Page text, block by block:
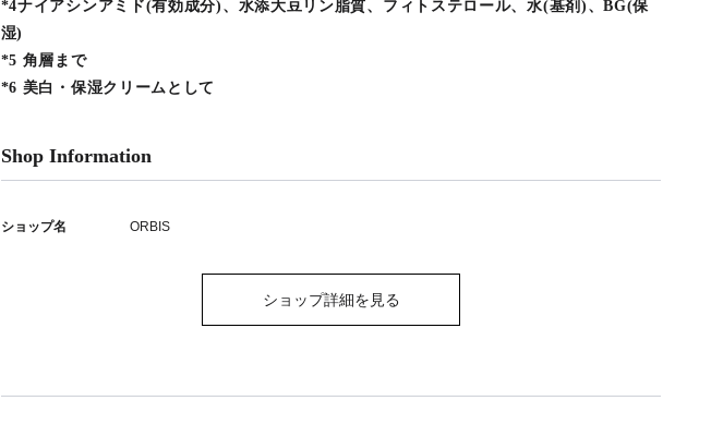
*4ナイアシンアミド(有効成分)、水添大豆リン脂質、フィトステロール、水(基剤)、BG(保
湿)
*5 角層まで
*6 美白・保湿クリームとして
Shop Information
ショップ名 ORBIS
ショップ詳細を見る